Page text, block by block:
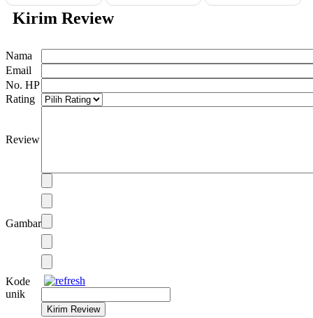
Kirim Review
Nama
Email
No. HP
Rating
Review
Gambar
Kode
unik